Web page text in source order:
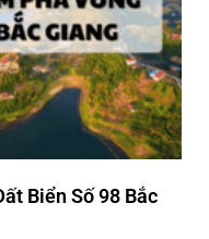
Biển Số 98 Bắc